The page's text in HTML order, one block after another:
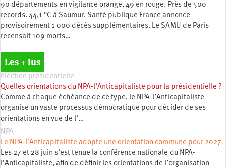
90 départements en vigilance orange, 49 en rouge. Près de 500
records. 44,1 °C à Saumur. Santé publique France annonce
provisoirement 1 000 décès supplémentaires. Le SAMU de Paris
recensait 109 morts…
Les + lus
élection présidentielle
Quelles orientations du NPA-l’Anticapitaliste pour la présidentielle ?
Comme à chaque échéance de ce type, le NPA-l’Anticapitaliste
organise un vaste processus démocratique pour décider de ses
orientations en vue de l’…
NPA
Le NPA-l’Anticapitaliste adopte une orientation commune pour 2027
Les 27 et 28 juin s’est tenue la conférence nationale du NPA-
l’Anticapitaliste, afin de définir les orientations de l’organisation